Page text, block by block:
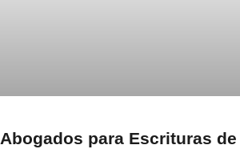
Abogados para Escrituras de